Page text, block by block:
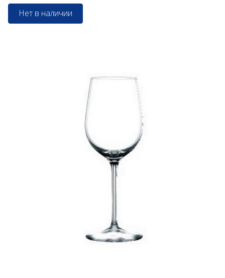
Нет в наличии